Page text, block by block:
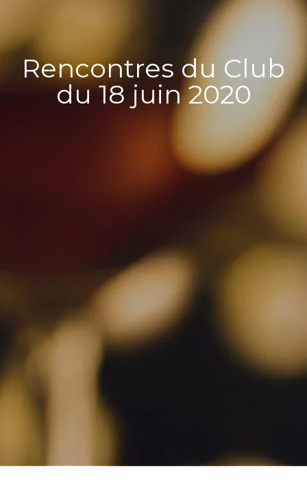
Rencontres du Club
du 18 juin 2020